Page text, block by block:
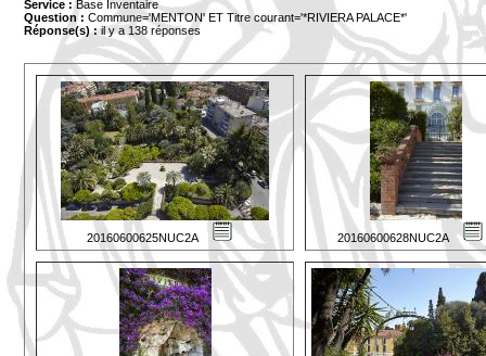
Service : Base Inventaire
Question : Commune='MENTON' ET Titre courant='*RIVIERA PALACE*'
Réponse(s) :il y a 138 réponses
20160600625NUC2A 20160600628NUC2A